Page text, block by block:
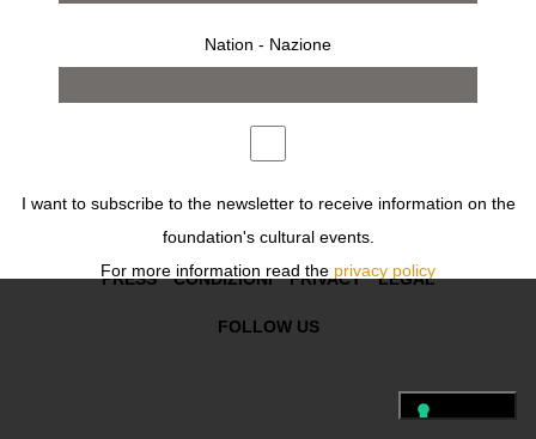
FOLLOW US
PRESS CONDIZIONI PRIVACY LEGAL
FOLLOW US
Nation - Nazione
I want to subscribe to the newsletter to receive information on the
foundation's cultural events.
For more information read the privacy policy
eventi culturali della fondazione.